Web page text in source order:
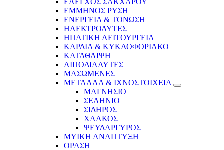
ΕΜΜΗΝΟΣ ΡΥΣΗ
ΕΝΕΡΓΕΙΑ & ΤΟΝΩΣΗ
ΗΛΕΚΤΡΟΛΥΤΕΣ
ΗΠΑΤΙΚΗ ΛΕΙΤΟΥΡΓΕΙΑ
ΚΑΡΔΙΑ & ΚΥΚΛΟΦΟΡΙΑΚΟ
ΚΑΤΑΘΛΙΨΗ
ΛΙΠΟΔΙΑΛΥΤΕΣ
ΜΑΣΩΜΕΝΕΣ
ΜΕΤΑΛΛΑ & ΙΧΝΟΣΤΟΙΧΕΙΑ
ΜΑΓΝΗΣΙΟ
ΣΕΛΗΝΙΟ
ΣΙΔΗΡΟΣ
ΧΑΛΚΟΣ
ΨΕΥΔΑΡΓΥΡΟΣ
ΜΥΙΚΗ ΑΝΑΠΤΥΞΗ
ΟΡΑΣΗ